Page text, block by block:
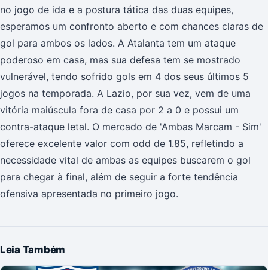
no jogo de ida e a postura tática das duas equipes,
esperamos um confronto aberto e com chances claras de
gol para ambos os lados. A Atalanta tem um ataque
poderoso em casa, mas sua defesa tem se mostrado
vulnerável, tendo sofrido gols em 4 dos seus últimos 5
jogos na temporada. A Lazio, por sua vez, vem de uma
vitória maiúscula fora de casa por 2 a 0 e possui um
contra-ataque letal. O mercado de 'Ambas Marcam - Sim'
oferece excelente valor com odd de 1.85, refletindo a
necessidade vital de ambas as equipes buscarem o gol
para chegar à final, além de seguir a forte tendência
ofensiva apresentada no primeiro jogo.
Leia Também